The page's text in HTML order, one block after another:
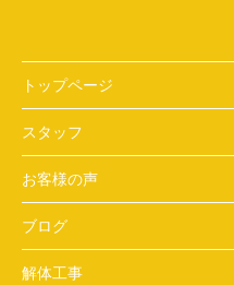
トップページ
スタッフ
お客様の声
ブログ
解体工事